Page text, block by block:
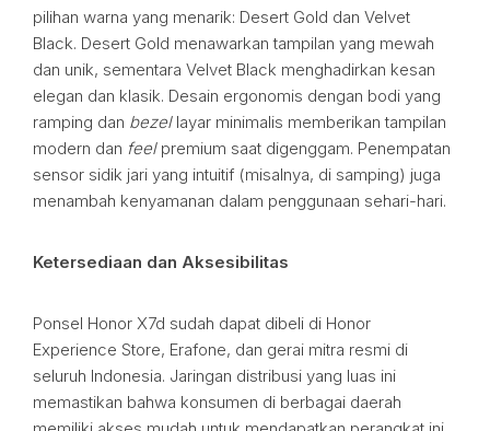
pilihan warna yang menarik: Desert Gold dan Velvet
Black. Desert Gold menawarkan tampilan yang mewah
dan unik, sementara Velvet Black menghadirkan kesan
elegan dan klasik. Desain ergonomis dengan bodi yang
ramping dan bezellayar minimalis memberikan tampilan
modern dan feelpremium saat digenggam. Penempatan
sensor sidik jari yang intuitif (misalnya, di samping) juga
menambah kenyamanan dalam penggunaan sehari-hari.
Ketersediaan dan Aksesibilitas
Ponsel Honor X7d sudah dapat dibeli di Honor
Experience Store, Erafone, dan gerai mitra resmi di
seluruh Indonesia. Jaringan distribusi yang luas ini
memastikan bahwa konsumen di berbagai daerah